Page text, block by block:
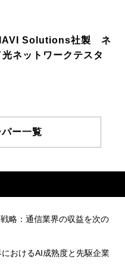
Solutions社製 ネ
ネットワークテスタ
ー一覧
略：通信業界の収益を次の
おけるAI成熟度と先駆企業